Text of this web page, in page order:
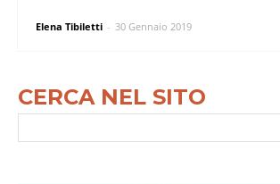
Elena Tibiletti - 30 Gennaio 2019
CERCA NEL SITO